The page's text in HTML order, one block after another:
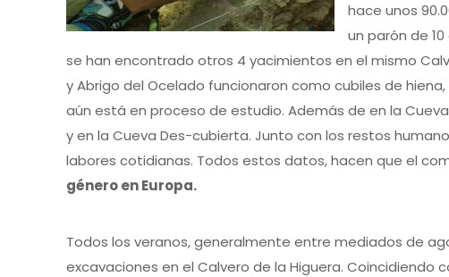
hace unos
un parón de
se han encontrado otros 4 yacimientos en el mismo
y Abrigo del Ocelado funcionaron como cubiles de
aún está en proceso de estudio. Además de en la
y en la Cueva Des-cubierta. Junto con los restos
labores cotidianas. Todos estos datos, hacen que el
género en Europa.
Todos los veranos, generalmente entre mediados de
excavaciones en el Calvero de la Higuera.